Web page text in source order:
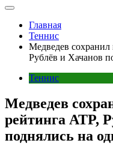
Главная
Теннис
Медведев сохранил
Рублёв и Хачанов
Теннис
Медведев
рейтинга ATP,
поднялись на